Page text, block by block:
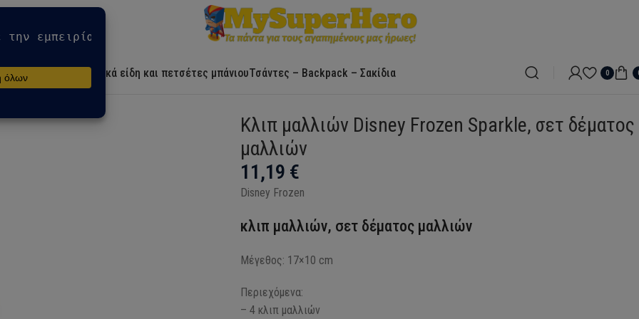
Λευκά είδη και πετσέτες μπάνιουΤσάντες – Backpack – Σακίδια 0
μαλλιών
Κλιπ μαλλιών Disney Frozen Sparkle, σετ δέματος
μαλλιών
11,19 €
Disney Frozen
κλιπ μαλλιών, σετ δέματος μαλλιών
Μέγεθος: 17×10 cm
Περιεχόμενα:
– 4 κλιπ μαλλιών